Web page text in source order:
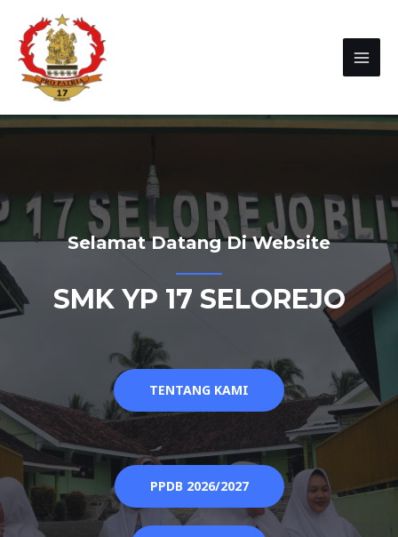
Selamat Datang Di Website
SMK YP 17 SELOREJO
TENTANG KAMI
PPDB 2026/2027